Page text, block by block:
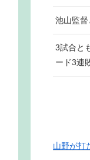
池山監
3試合と
ード3連
山野が打